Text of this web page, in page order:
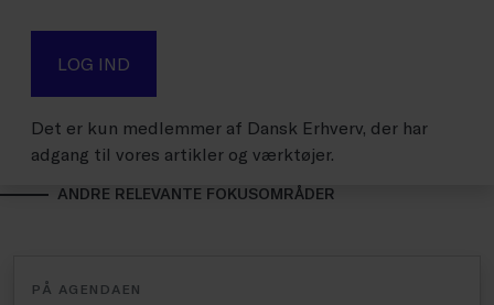
LOG IND
Det er kun medlemmer af Dansk Erhverv, der har
adgang til vores artikler og værktøjer.
ANDRE RELEVANTE FOKUSOMRÅDER
PÅ AGENDAEN